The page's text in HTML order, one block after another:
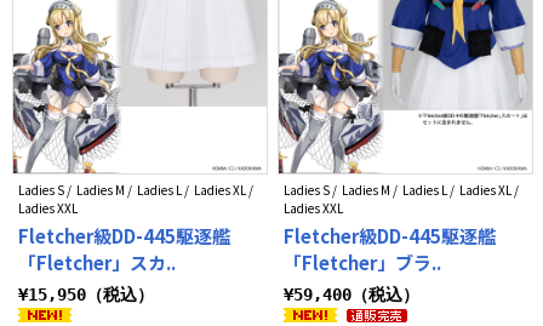
Ladies S / Ladies M / Ladies L / Ladies XL /
Ladies XXL
Fletcher級DD-445駆逐艦
「Fletcher」スカ..
¥15,950（税込）
Ladies S / Ladies M / Ladies L / Ladies XL /
Ladies XXL
Fletcher級DD-445駆逐艦
「Fletcher」ブラ..
¥59,400（税込）